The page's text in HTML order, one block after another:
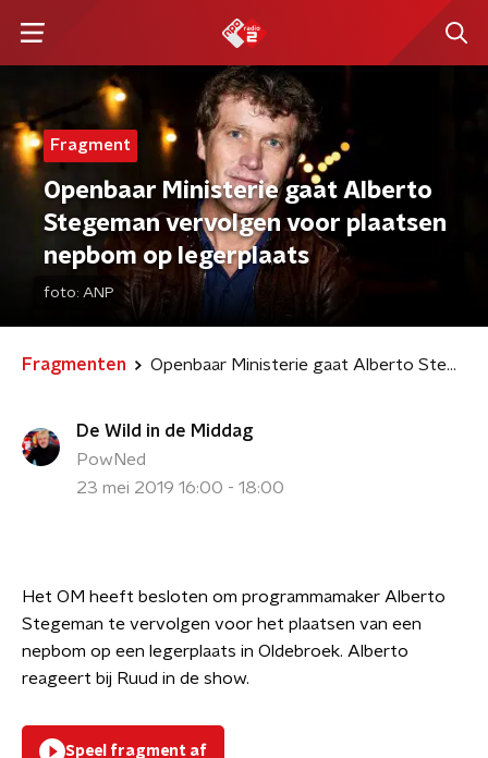
Fragment
Openbaar Ministerie gaat Alberto
Stegeman vervolgen voor plaatsen
nepbom op legerplaats
foto: ANP
Fragmenten Openbaar Ministerie gaat Alberto Stegeman vervolgen voor plaatsen nepbom op legerplaats
De Wild in de Middag
PowNed
23 mei 2019 16:00 - 18:00
Het OM heeft besloten om programmamaker Alberto
Stegeman te vervolgen voor het plaatsen van een
nepbom op een legerplaats in Oldebroek. Alberto
reageert bij Ruud in de show.
Speel fragment af